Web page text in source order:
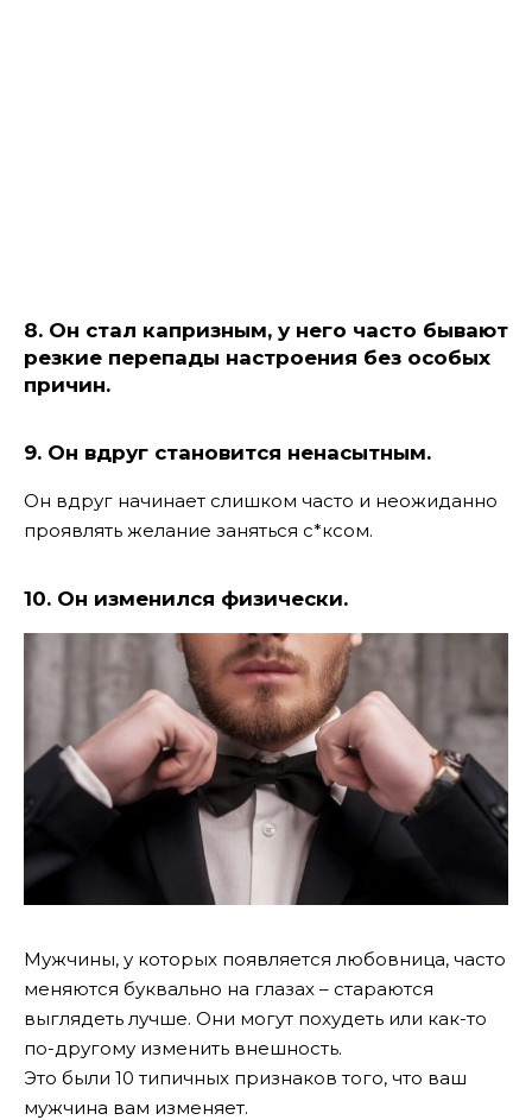
8. Он стал капризным, у него часто бывают
резкие перепады настроения без особых
причин.
9. Он вдруг становится ненасытным.
Он вдруг начинает слишком часто и неожиданно
проявлять желание заняться с*ксом.
10. Он изменился физически.
Мужчины, у которых появляется любовница, часто
меняются буквально на глазах – стараются
выглядеть лучше. Они могут похудеть или как-то
по-другому изменить внешность.
Это были 10 типичных признаков того, что ваш
мужчина вам изменяет.